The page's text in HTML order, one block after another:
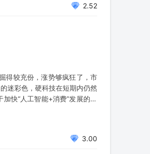
2.52
得较充份，涨势够疯狂了，市
迷彩色，硬科技在短期内仍然
快“人工智能+消费”发展的实
3.00